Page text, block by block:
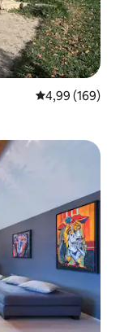
Średnia
4,99 (169)